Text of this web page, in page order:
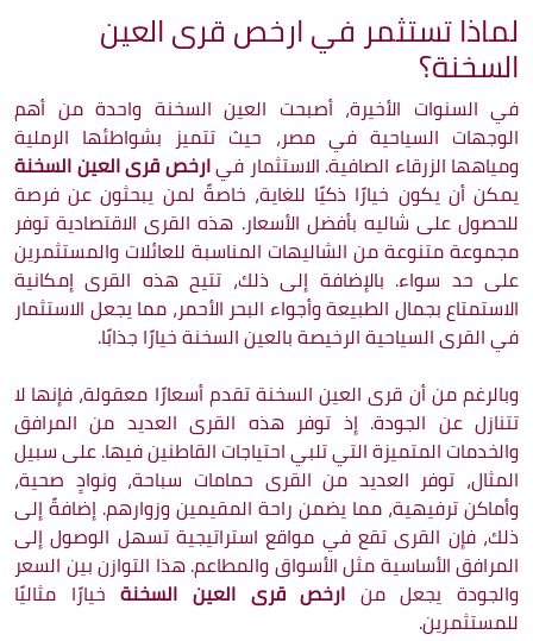
لماذا تستثمر في ارخص قرى العين
السخنة؟
في السنوات الأخيرة، أصبحت العين السخنة واحدة من أهم
الوجهات السياحية في مصر، حيث تتميز بشواطئها الرملية
ومياهها الزرقاء الصافية. الاستثمار فيارخص قرى العين السخنة
يمكن أن يكون خيارًا ذكيًا للغاية، خاصةً لمن يبحثون عن فرصة
للحصول على شاليه بأفضل الأسعار. هذه القرى الاقتصادية توفر
مجموعة متنوعة من الشاليهات المناسبة للعائلات والمستثمرين
على حد سواء. بالإضافة إلى ذلك، تتيح هذه القرى إمكانية
الاستمتاع بجمال الطبيعة وأجواء البحر الأحمر، مما يجعل الاستثمار
في القرى السياحية الرخيصة بالعين السخنة خيارًا جذابًا.
وبالرغم من أن قرى العين السخنة تقدم أسعارًا معقولة، فإنها لا
تتنازل عن الجودة. إذ توفر هذه القرى العديد من المرافق
والخدمات المتميزة التي تلبي احتياجات القاطنين فيها. على سبيل
المثال، توفر العديد من القرى حمامات سباحة، ونوادٍ صحية،
وأماكن ترفيهية، مما يضمن راحة المقيمين وزوارهم. إضافةً إلى
ذلك، فإن القرى تقع في مواقع استراتيجية تسهل الوصول إلى
المرافق الأساسية مثل الأسواق والمطاعم. هذا التوازن بين السعر
والجودة يجعل من ارخص قرى العين السخنةخيارًا مثاليًا
للمستثمرين.